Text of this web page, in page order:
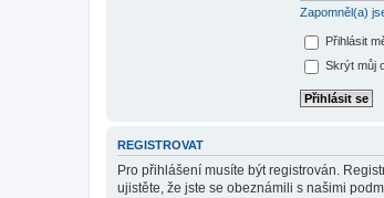
Zapomněl(a)
Přihlásit
Skrýt můj
REGISTROVAT
Pro přihlášení musíte být registrován.
ujistěte, že jste se obeznámili s našimi